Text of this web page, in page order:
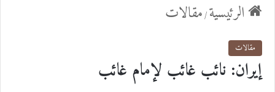
الرئيسية/مقالات
مقالات
إيران: نائب غائب لإمام غائب